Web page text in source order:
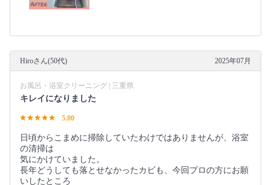
Hiroさん(50代) 2025年07月
お風呂・浴室クリーニング | 三重県
キレイになりました
5.00
日頃からこまめに掃除していたわけではありませんが、浴室
の清掃は
気にかけていました。
長年どうしても落とせなかったカビも、今回プロの方にお願
いしたところ